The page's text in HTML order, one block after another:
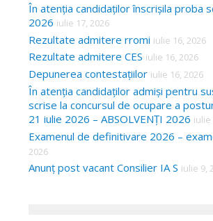
În atenția candidaților înscrișila proba
2026 iulie 17, 2026
Rezultate admitere rromi iulie 16, 2026
Rezultate admitere CES iulie 16, 2026
Depunerea contestațiilor iulie 16, 2026
În atenția candidaților admiși pentru
scrise la concursul de ocupare a
21 iulie 2026 – ABSOLVENȚI 2026 iulie
Examenul de definitivare 2026 –
2026
Anunț post vacant Consilier IA S iulie 9,